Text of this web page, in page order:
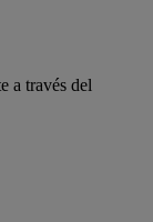
a través del